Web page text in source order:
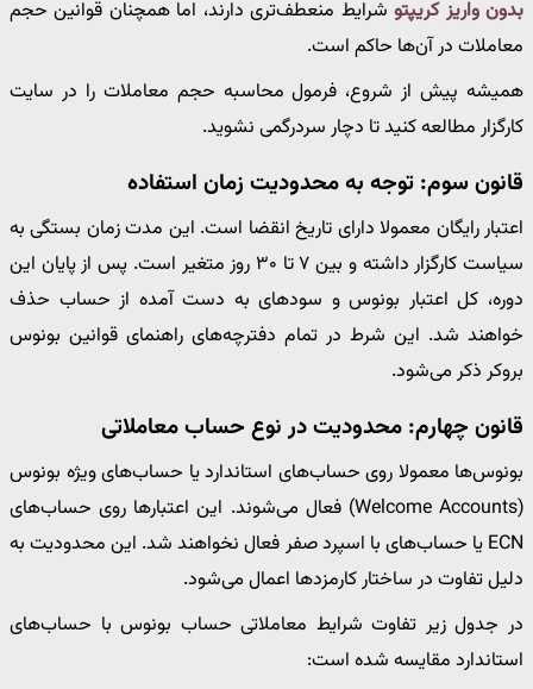
بدون واریز کریپتوشرایط منعطف‌تری دارند، اما همچنان قوانین حجم
معاملات در آن‌ها حاکم است.
همیشه پیش از شروع، فرمول محاسبه حجم معاملات را در سایت
کارگزار مطالعه کنید تا دچار سردرگمی نشوید.
قانون سوم: توجه به محدودیت زمان استفاده
اعتبار رایگان معمولا دارای تاریخ انقضا است. این مدت زمان بستگی به
سیاست کارگزار داشته و بین ۷ تا ۳۰ روز متغیر است. پس از پایان این
دوره، کل اعتبار بونوس و سودهای به دست آمده از حساب حذف
خواهند شد. این شرط در تمام دفترچه‌های راهنمای قوانین بونوس
بروکر ذکر می‌شود.
قانون چهارم: محدودیت در نوع حساب معاملاتی
بونوس‌ها معمولا روی حساب‌های استاندارد یا حساب‌های ویژه بونوس
(Welcome Accounts) فعال می‌شوند. این اعتبارها روی حساب‌های
ECN یا حساب‌های با اسپرد صفر فعال نخواهند شد. این محدودیت به
دلیل تفاوت در ساختار کارمزدها اعمال می‌شود.
در جدول زیر تفاوت شرایط معاملاتی حساب بونوس با حساب‌های
استاندارد مقایسه شده است: